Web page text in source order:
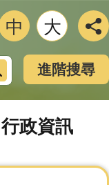
中 大
搜尋 進階搜尋
行政資訊